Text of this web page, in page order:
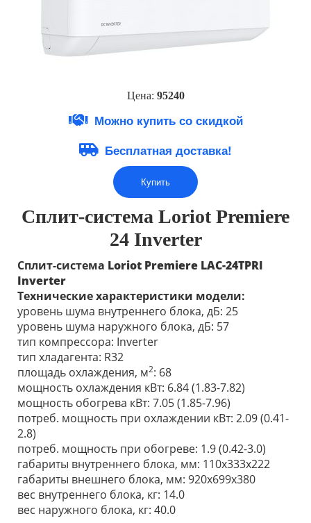
Цена: 95240
Можно купить со скидкой
Бесплатная доставка!
Купить
Сплит-система Loriot Premiere
24 Inverter
Сплит-система Loriot Premiere LAC-24TPRI
Inverter
Технические характеристики модели:
уровень шума внутреннего блока, дБ: 25
уровень шума наружного блока, дБ: 57
тип компрессора: Inverter
тип хладагента: R32
площадь охлаждения, м2: 68
мощность охлаждения кВт: 6.84 (1.83-7.82)
мощность обогрева кВт: 7.05 (1.85-7.96)
потреб. мощность при охлаждении кВт: 2.09 (0.41-
2.8)
потреб. мощность при обогреве: 1.9 (0.42-3.0)
габариты внутреннего блока, мм: 110x333x222
габариты внешнего блока, мм: 920х699х380
вес внутреннего блока, кг: 14.0
вес наружного блока, кг: 40.0